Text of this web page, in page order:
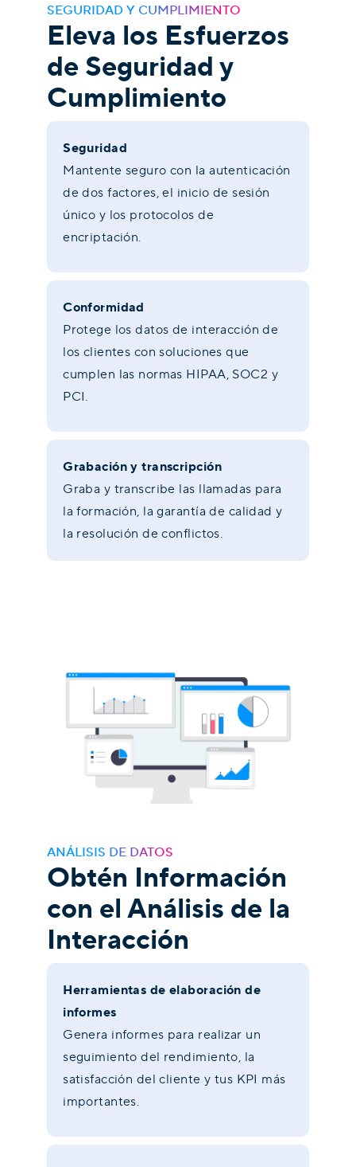
SEGURIDAD Y CUMPLIMIENTO
Eleva los Esfuerzos
de Seguridad y
Cumplimiento
Seguridad
Mantente seguro con la autenticación
de dos factores, el inicio de sesión
único y los protocolos de
encriptación.
Conformidad
Protege los datos de interacción de
los clientes con soluciones que
cumplen las normas HIPAA, SOC2 y
PCI.
Grabación y transcripción
Graba y transcribe las llamadas para
la formación, la garantía de calidad y
la resolución de conflictos.
ANÁLISIS DE DATOS
Obtén Información
con el Análisis de la
Interacción
Herramientas de elaboración de
informes
Genera informes para realizar un
seguimiento del rendimiento, la
satisfacción del cliente y tus KPI más
importantes.